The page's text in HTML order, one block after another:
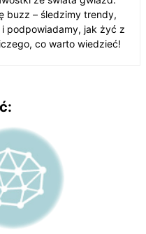
buzz – śledzimy trendy,
podpowiadamy, jak żyć z
co warto wiedzieć!